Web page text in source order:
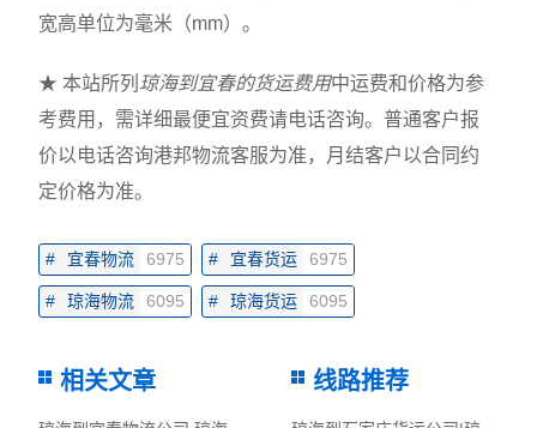
宽高单位为毫米（mm）。
★ 本站所列 琼海到宜春的货运费用中运费和价格为参
考费用，需详细最便宜资费请电话咨询。普通客户报
价以电话咨询港邦物流客服为准，月结客户以合同约
定价格为准。
# 宜春物流 6975 # 宜春货运 6975
# 琼海物流 6095 # 琼海货运 6095
相关文章 线路推荐